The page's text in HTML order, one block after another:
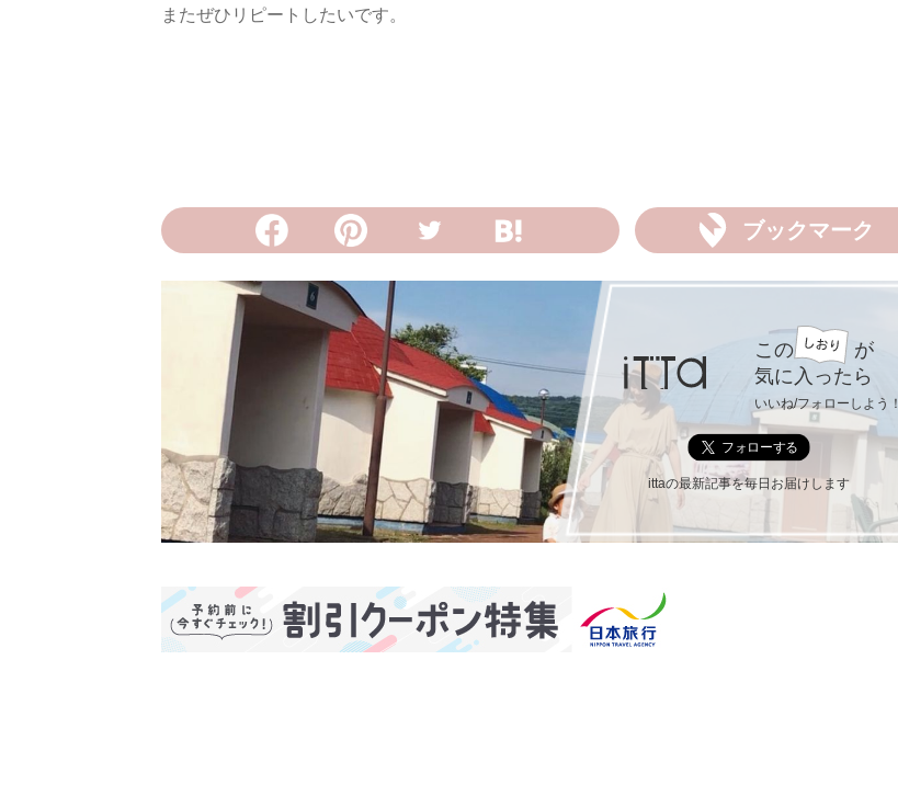
またぜひリピートしたいです。
ブックマーク
この
が
気に入ったら
いいね/フォローしよう！
ittaの最新記事を毎日お届けします